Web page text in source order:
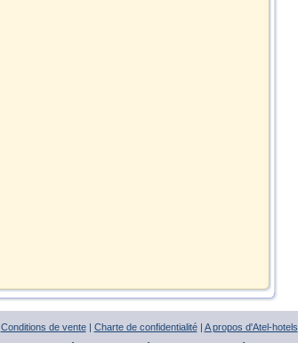
Conditions de vente| Charte de confidentialité| A propos d'Atel-hotels